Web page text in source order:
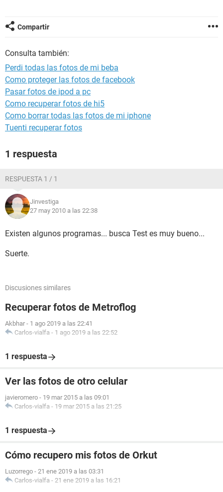
Compartir
Consulta también:
Perdi todas las fotos de mi beba
Como proteger las fotos de facebook
Pasar fotos de ipod a pc
Como recuperar fotos de hi5
Como borrar todas las fotos de mi iphone
Tuenti recuperar fotos
1 respuesta
RESPUESTA 1 / 1
Jinvestiga
27 may 2010 a las 22:38
Existen algunos programas... busca Test es muy bueno...
Suerte.
Discusiones similares
Recuperar fotos de Metroflog
Akbhar - 1 ago 2019 a las 22:41
Carlos-vialfa - 1 ago 2019 a las 22:52
1 respuesta
Ver las fotos de otro celular
javieromero - 19 mar 2015 a las 09:01
Carlos-vialfa - 19 mar 2015 a las 21:25
1 respuesta
Cómo recupero mis fotos de Orkut
Luzorrego - 21 ene 2019 a las 03:31
Carlos-vialfa - 21 ene 2019 a las 16:21